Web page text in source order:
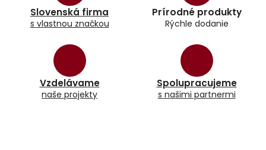
Slovenská firma
s vlastnou značkou
Prírodné produkty
Rýchle dodanie
Vzdelávame
naše projekty
Spolupracujeme
s našimi partnermi